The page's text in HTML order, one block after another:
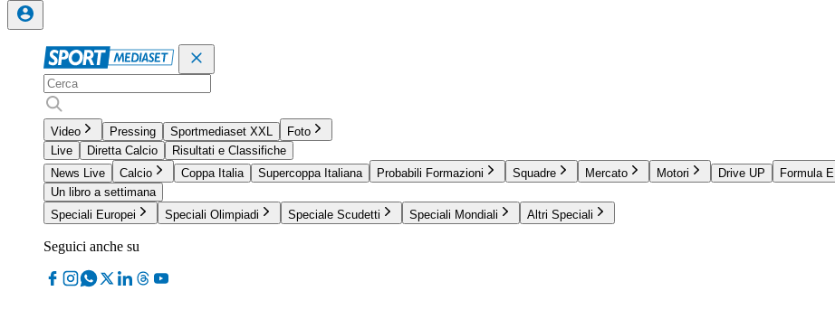
Video Pressing Sportmediaset XXL
Foto
Live
Diretta Calcio
Risultati e Classifiche
News Live
Calcio Coppa Italia Supercoppa Italiana Probabili Formazioni Squadre Mercato Motori Drive UP Formula E
Un libro a settimana
Speciali Europei
Speciali Olimpiadi Speciale Scudetti Speciali Mondiali Altri Speciali
Seguici anche su